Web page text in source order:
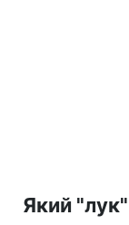
Який